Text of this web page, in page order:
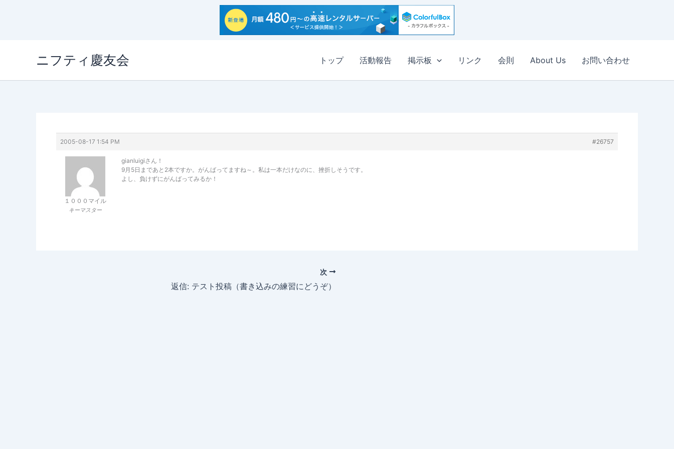
ニフティ慶友会 トップ 活動報告 掲示板 リンク 会則 About Us お問い合わせ
2005-08-17 1:54 PM #26757
１０００マイル
キーマスター
gianluigiさん！
9月5日まであと2本ですか。がんばってますね～。私は一本だけなのに、挫折しそうです。
よし、負けずにがんばってみるか！
次
返信: テスト投稿（書き込みの練習にどうぞ）